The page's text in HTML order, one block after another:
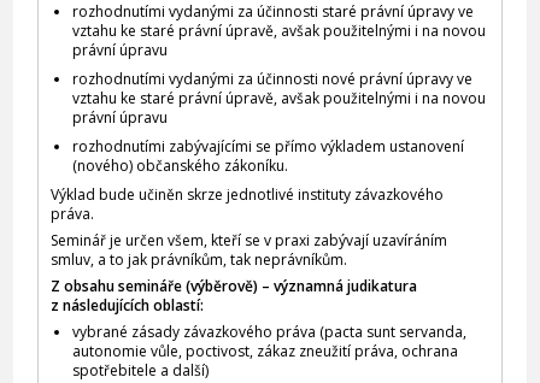
rozhodnutími vydanými za účinnosti staré právní úpravy ve
vztahu ke staré právní úpravě, avšak použitelnými i na novou
právní úpravu
rozhodnutími vydanými za účinnosti nové právní úpravy ve
vztahu ke staré právní úpravě, avšak použitelnými i na novou
právní úpravu
rozhodnutími zabývajícími se přímo výkladem ustanovení
(nového) občanského zákoníku.
Výklad bude učiněn skrze jednotlivé instituty závazkového
práva.
Seminář je určen všem, kteří se v praxi zabývají uzavíráním
smluv, a to jak právníkům, tak neprávníkům.
Z obsahu semináře (výběrově) – významná judikatura
z následujících oblastí:
vybrané zásady závazkového práva (pacta sunt servanda,
autonomie vůle, poctivost, zákaz zneužití práva, ochrana
spotřebitele a další)